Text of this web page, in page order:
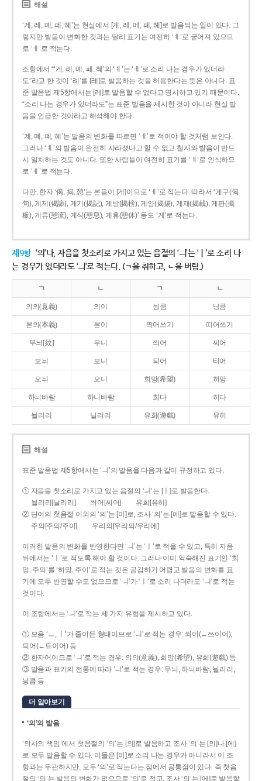
해설
‘계, 례, 몌, 폐, 혜’는 현실에서 [게, 레, 메, 페, 헤]로 발음되는 일이 있다. 그
렇지만 발음이 변화한 것과는 달리 표기는 여전히 ‘ㅖ’로 굳어져 있으므
로 ‘ㅖ’로 적는다.
조항에서 “‘계, 례, 몌, 폐, 혜’의 ‘ㅖ’는 ‘ㅔ’로 소리 나는 경우가 있더라
도”라고 한 것이 ‘례’를 [레]로 발음하는 것을 허용한다는 뜻은 아니다. 표
준 발음법 제5항에서는 [레]로 발음할 수 없다고 명시하고 있기 때문이다.
“소리 나는 경우가 있더라도”는 표준 발음을 제시한 것이 아니라 현실 발
음을 언급한 것이라고 해석해야 한다.
‘계, 몌, 폐, 혜’는 발음의 변화를 따르면 ‘ㅔ’로 적어야 할 것처럼 보인다.
그러나 ‘ㅖ’의 발음이 완전히 사라졌다고 할 수 없고 철자와 발음이 반드
시 일치하는 것도 아니다. 또한 사람들이 여전히 표기를 ‘ㅖ’로 인식하므
로 ‘ㅖ’로 적는다.
다만, 한자 ‘偈, 揭, 憩’는 본음이 [게]이므로 ‘ㅔ’로 적는다. 따라서 ‘게구(偈
句), 게제(偈諦), 게기(揭記), 게방(揭榜), 게양(揭揚), 게재(揭載), 게판(揭
板), 게류(憩流), 게식(憩息), 게휴(憩休)’ 등도 ‘게’로 적는다.
제9항 ‘의’나, 자음을 첫소리로 가지고 있는 음절의 ‘ㅢ’는 ‘ㅣ’로 소리 나
는 경우가 있더라도 ‘ㅢ’로 적는다. (ㄱ을 취하고, ㄴ을 버림.)
ㄱ ㄴ ㄱ ㄴ
의의(意義) 의이 닁큼 닝큼
본의(本義) 본이 띄어쓰기 띠어쓰기
무늬[紋] 무니 씌어 씨어
보늬 보니 틔어 티어
오늬 오니 희망(希望) 히망
하늬바람 하니바람 희다 히다
늴리리 닐리리 유희(遊戱) 유히
해설
표준 발음법 제5항에서는 ‘ㅢ’의 발음을 다음과 같이 규정하고 있다.
① 자음을 첫소리로 가지고 있는 음절의 ‘ㅢ’는 [ㅣ]로 발음한다.
늴리리[닐리리]
씌어[씨어]
유희[유히]
② 단어의 첫음절 이외의 ‘의’는 [이]로, 조사 ‘의’는 [에]로 발음할 수 있다.
주의[주의/주이]
우리의[우리의/우리에]
이러한 발음의 변화를 반영한다면 ‘ㅢ’는 ‘ㅣ’로 적을 수 있고, 특히 자음
뒤에서는 ‘ㅣ’로 적도록 해야 할 것이다. 그러나 이미 익숙해진 표기인 ‘희
망, 주의’를 ‘히망, 주이’로 적는 것은 공감하기 어렵고 발음의 변화를 표
기에 모두 반영할 수도 없으므로 ‘ㅢ’가 ‘ㅣ’로 소리 나더라도 ‘ㅢ’로 적는
것이다.
이 조항에서는 ‘ㅢ’로 적는 세 가지 유형을 제시하고 있다.
① 모음 ‘ㅡ, ㅣ’가 줄어든 형태이므로 ‘ㅢ’로 적는 경우: 씌어(←쓰이어),
틔어(←트이어) 등
② 한자어이므로 ‘ㅢ’로 적는 경우: 의의(意義), 희망(希望), 유희(遊戱) 등
③ 발음과 표기의 전통에 따라 ‘ㅢ’로 적는 경우: 무늬, 하늬바람, 늴리리,
닁큼 등
더 알아보기
‘의’의 발음
‘의사의 책임’에서 첫음절의 ‘의’는 [의]로 발음하고 조사 ‘의’는 [의]나 [에]
로 모두 발음할 수 있다. 이들은 [이]로 소리 나는 경우가 아니라서 이 조
항과는 무관하지만, 모두 ‘의’로 적는다는 점에서 공통점이 있다. 즉 첫음
절의 ‘의’는 발음의 변화가 없으므로 ‘의’로 적고, 조사 ‘의’는 [에]로 발음할